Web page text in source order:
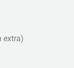
extra)